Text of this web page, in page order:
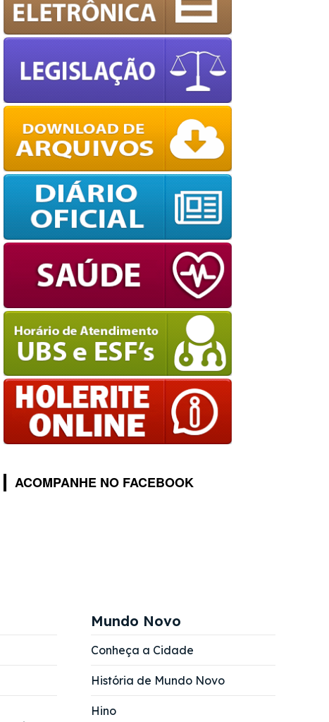
ACOMPANHE NO FACEBOOK
Mundo Novo
Conheça a Cidade
História de Mundo Novo
Hino